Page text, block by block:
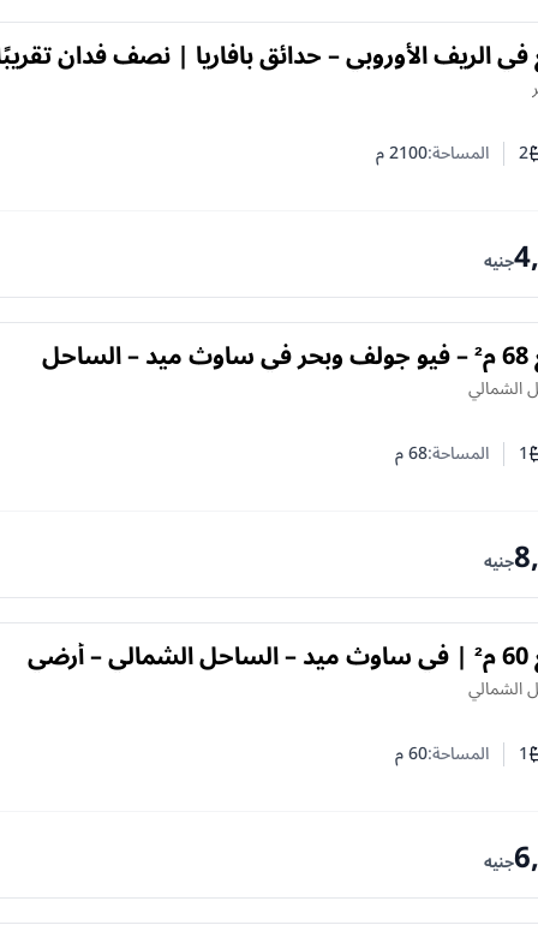
في الريف الأوروبي – حدائق بافاريا | نصف فدان
خاص
النوم
الحمامات2 المساحة:2100م
جنيه
شاليه للبيع 68 م² – فيو جولف وبحر في ساوث ميد – الساحل
الشمالي
النوم
الحمامات1 المساحة:68م
جنيه
شاليه للبيع 60 م² | في ساوث ميد – الساحل الشمالي – أرضي
الشمالي
النوم
الحمامات1 المساحة:60م
جنيه